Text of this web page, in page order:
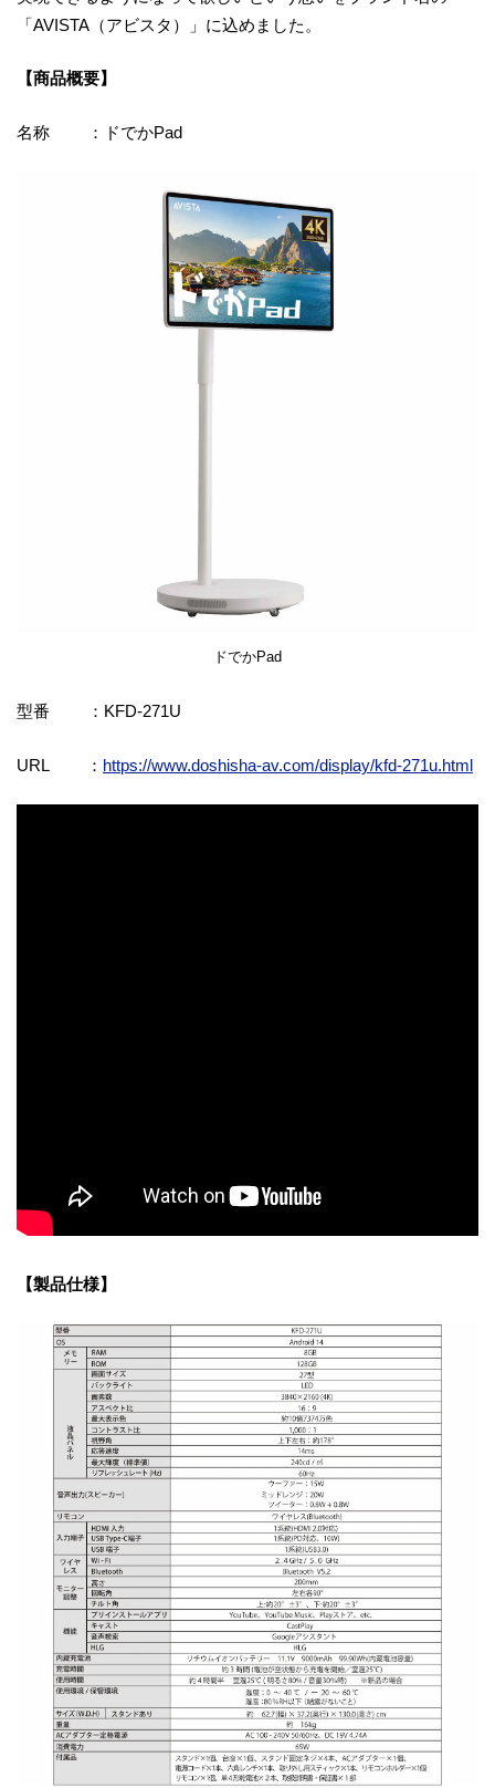
「AVISTA（アビスタ）」に込めました。
【商品概要】
名称 ：ドでかPad
ドでかPad
型番 ：KFD-271U
URL ： https://www.doshisha-av.com/display/kfd-271u.html
【製品仕様】